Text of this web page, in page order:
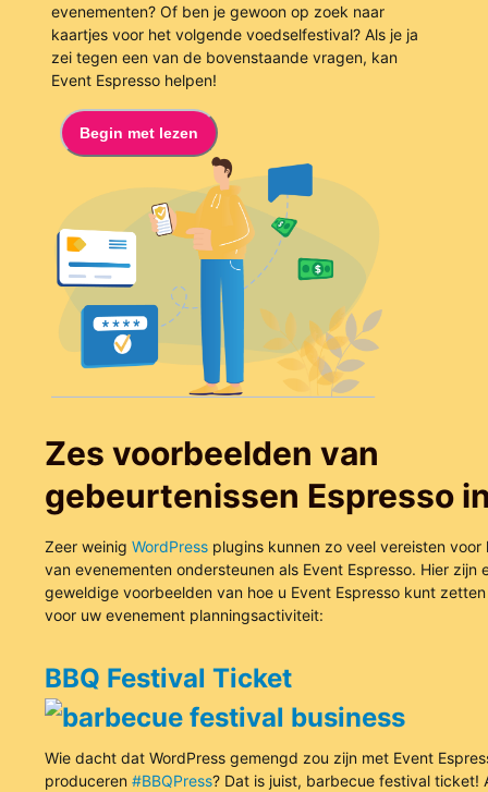
evenementen? Of ben je gewoon op zoek naar
kaartjes voor het volgende voedselfestival? Als je ja
zei tegen een van de bovenstaande vragen, kan
Event Espresso helpen!
Begin met lezen
Zes voorbeelden van
gebeurtenissen Espresso
Zeer weinig WordPressplugins kunnen zo veel vereisten voor
van evenementen ondersteunen als Event Espresso. Hier zijn
geweldige voorbeelden van hoe u Event Espresso kunt
voor uw evenement planningsactiviteit:
BBQ Festival Ticket
Wie dacht dat WordPress gemengd zou zijn met Event
produceren #BBQPress? Dat is juist, barbecue festival ticket!